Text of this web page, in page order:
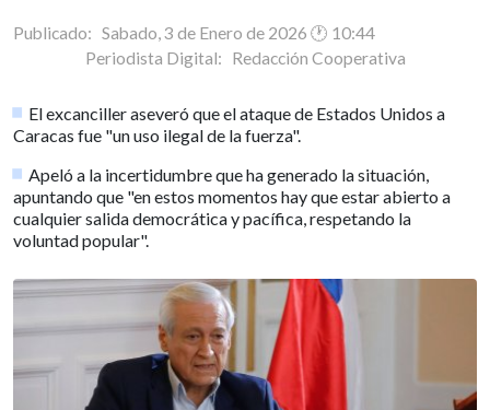
Publicado: Sabado, 3 de Enero de 2026 🕐 10:44
Periodista Digital: Redacción Cooperativa
El excanciller aseveró que el ataque de Estados Unidos a
Caracas fue "un uso ilegal de la fuerza".
Apeló a la incertidumbre que ha generado la situación,
apuntando que "en estos momentos hay que estar abierto a
cualquier salida democrática y pacífica, respetando la
voluntad popular".